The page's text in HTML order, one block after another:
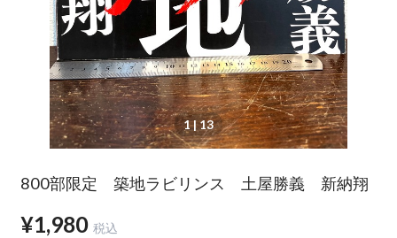
1| 13
800部限定 築地ラビリンス 土屋勝義 新納翔
¥1,980 税込